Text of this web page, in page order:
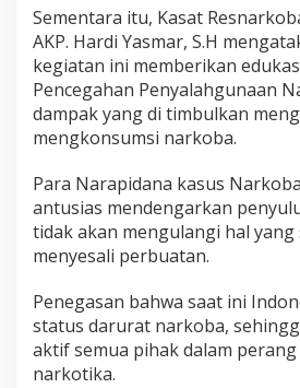
n
g
N
a
r
k
.
Sementara itu, Kasat
AKP. Hardi Yasmar, S.H
kegiatan ini memberikan
Pencegahan Penyalahgunaan
dampak yang di timbulkan
mengkonsumsi narkoba.
Para Narapidana kasus
antusias mendengarkan
tidak akan mengulangi hal
menyesali perbuatan.
Penegasan bahwa saat ini
status darurat narkoba,
aktif semua pihak dalam perang
narkotika.